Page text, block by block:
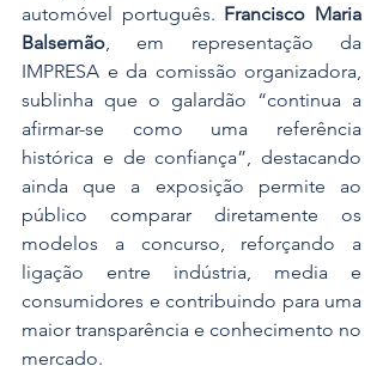
automóvel português. Francisco Maria
Balsemão , em representação da
IMPRESA e da comissão organizadora,
sublinha que o galardão “continua a
afirmar-se como uma referência
histórica e de confiança”, destacando
ainda que a exposição permite ao
público comparar diretamente os
modelos a concurso, reforçando a
ligação entre indústria, media e
consumidores e contribuindo para uma
maior transparência e conhecimento no
mercado.